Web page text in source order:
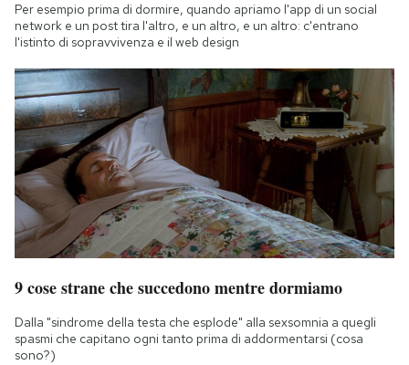
Per esempio prima di dormire, quando apriamo l'app di un social
network e un post tira l'altro, e un altro, e un altro: c'entrano
l'istinto di sopravvivenza e il web design
9 cose strane che succedono mentre dormiamo
Dalla "sindrome della testa che esplode" alla sexsomnia a quegli
spasmi che capitano ogni tanto prima di addormentarsi (cosa
sono?)